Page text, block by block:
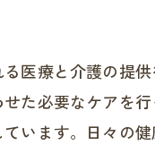
医療と介護の提
せた必要なケアを
います。日々の